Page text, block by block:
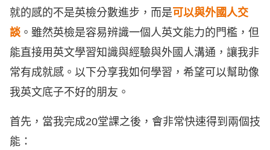
就的感的不是英檢分數進步，而是可以與外國人交
談。雖然英檢是容易辨識一個人英文能力的門檻，但
能直接用英文學習知識與經驗與外國人溝通，讓我非
常有成就感。以下分享我如何學習，希望可以幫助像
我英文底子不好的朋友。
首先，當我完成20堂課之後，會非常快速得到兩個技
能：